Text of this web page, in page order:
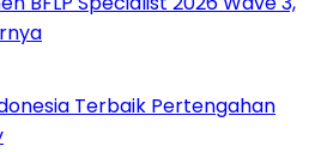
Terbaik Pertengahan